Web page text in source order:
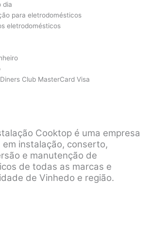
dia
para eletrodomésticos
eletrodomésticos
Club MasterCard Visa
Cooktop é uma empresa
em instalação, conserto,
e manutenção de
de todas as marcas e
de Vinhedo e região.